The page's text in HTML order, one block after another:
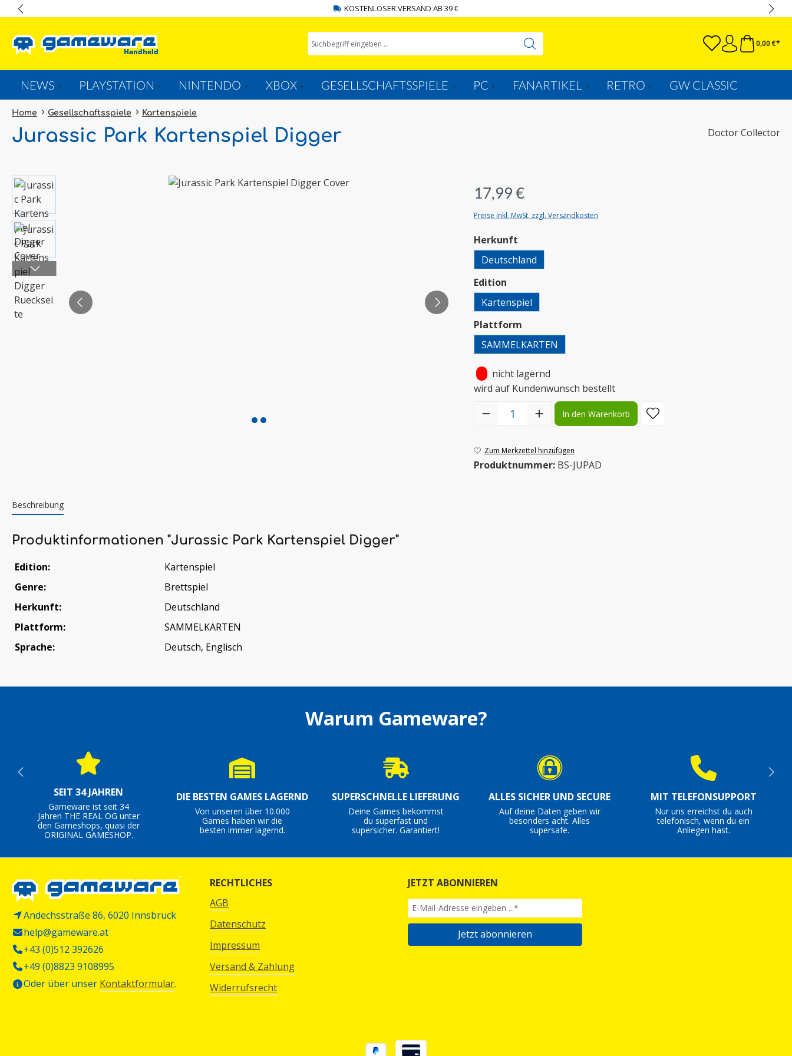
KOSTENLOSER VERSAND AB 39 €
0,00 €*
NEWS PLAYSTATION NINTENDO XBOX GESELLSCHAFTSSPIELE PC FANARTIKEL RETRO GW CLASSIC
Home Gesellschaftsspiele Kartenspiele
Jurassic Park Kartenspiel Digger Doctor Collector
Bildergalerie überspringen
17,99 €
Preise inkl. MwSt. zzgl. Versandkosten
Herkunft
Deutschland
Edition
Kartenspiel
Plattform
SAMMELKARTEN
nicht lagernd
wird auf Kundenwunsch bestellt
Produkt Anzahl: Gib den gewünschten Wert ein oder benutze die
In den Warenkorb
Zum Merkzettel hinzufügen
Produktnummer: BS-JUPAD
Beschreibung
Produktinformationen "Jurassic Park Kartenspiel Digger"
Edition:
Kartenspiel
Genre:
Brettspiel
Herkunft:
Deutschland
Plattform:
SAMMELKARTEN
Sprache:
Deutsch, Englisch
Warum Gameware?
SEIT 34 JAHREN
Gameware ist seit 34
Jahren THE REAL OG unter
den Gameshops, quasi der
ORIGINAL GAMESHOP.
DIE BESTEN GAMES LAGERND
Von unseren über 10.000
Games haben wir die
besten immer lagernd.
SUPERSCHNELLE LIEFERUNG
Deine Games bekommst
du superfast und
supersicher. Garantiert!
ALLES SICHER UND SECURE
Auf deine Daten geben wir
besonders acht. Alles
supersafe.
MIT TELEFONSUPPORT
Nur uns erreichst du auch
telefonisch, wenn du ein
Anliegen hast.
Andechsstraße 86, 6020 Innsbruck
help@gameware.at
+43 (0)512 392626
+49 (0)8823 9108995
Oder über unser Kontaktformular.
RECHTLICHES
AGB
Datenschutz
Impressum
Versand & Zahlung
Widerrufsrecht
JETZT ABONNIEREN
Jetzt abonnieren